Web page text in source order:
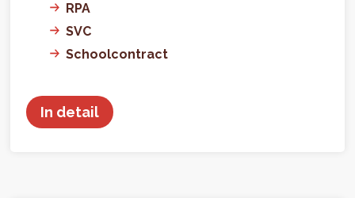
RPA
SVC
Schoolcontract
In detail